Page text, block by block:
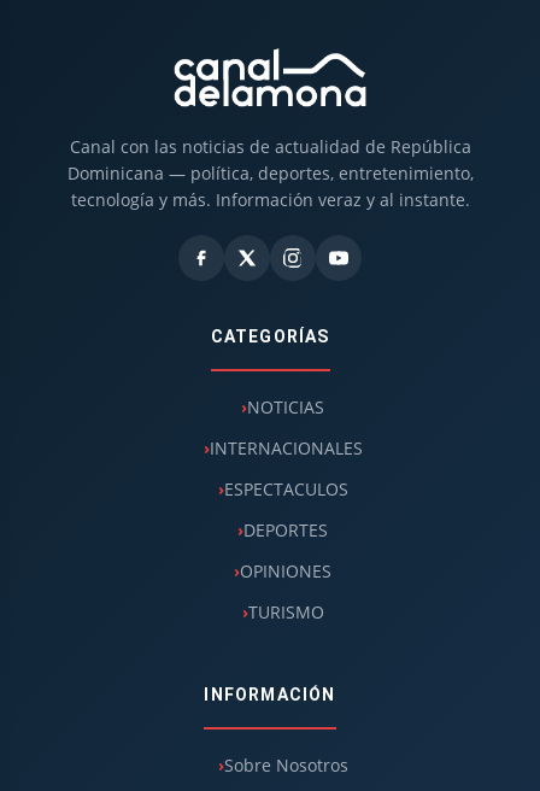
Canal con las noticias de actualidad de República
Dominicana — política, deportes, entretenimiento,
tecnología y más. Información veraz y al instante.
CATEGORÍAS
NOTICIAS
INTERNACIONALES
ESPECTACULOS
DEPORTES
OPINIONES
TURISMO
INFORMACIÓN
Sobre Nosotros